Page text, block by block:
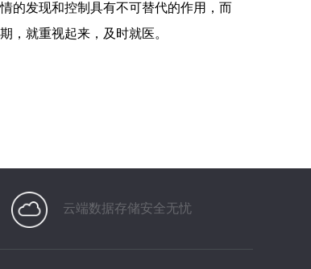
的发现和控制具有不可替代的作用，而
，就重视起来，及时就医。
云端数据存储安全无忧